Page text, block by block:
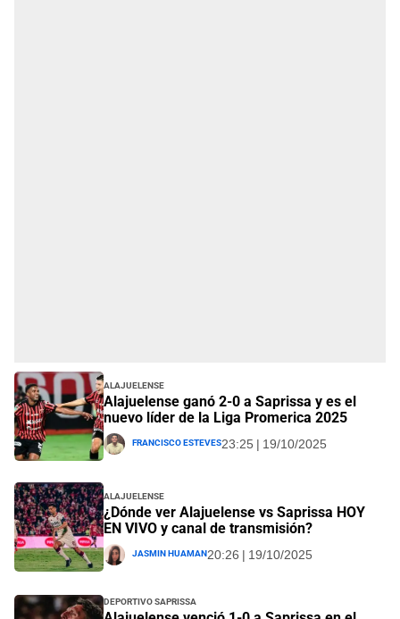
Alajuelense
Alajuelense ganó 2-0 a Saprissa y es el
nuevo líder de la Liga Promerica 2025
Francisco Esteves23:25 | 19/10/2025
Alajuelense
¿Dónde ver Alajuelense vs Saprissa HOY
EN VIVO y canal de transmisión?
Jasmin Huaman20:26 | 19/10/2025
Deportivo Saprissa